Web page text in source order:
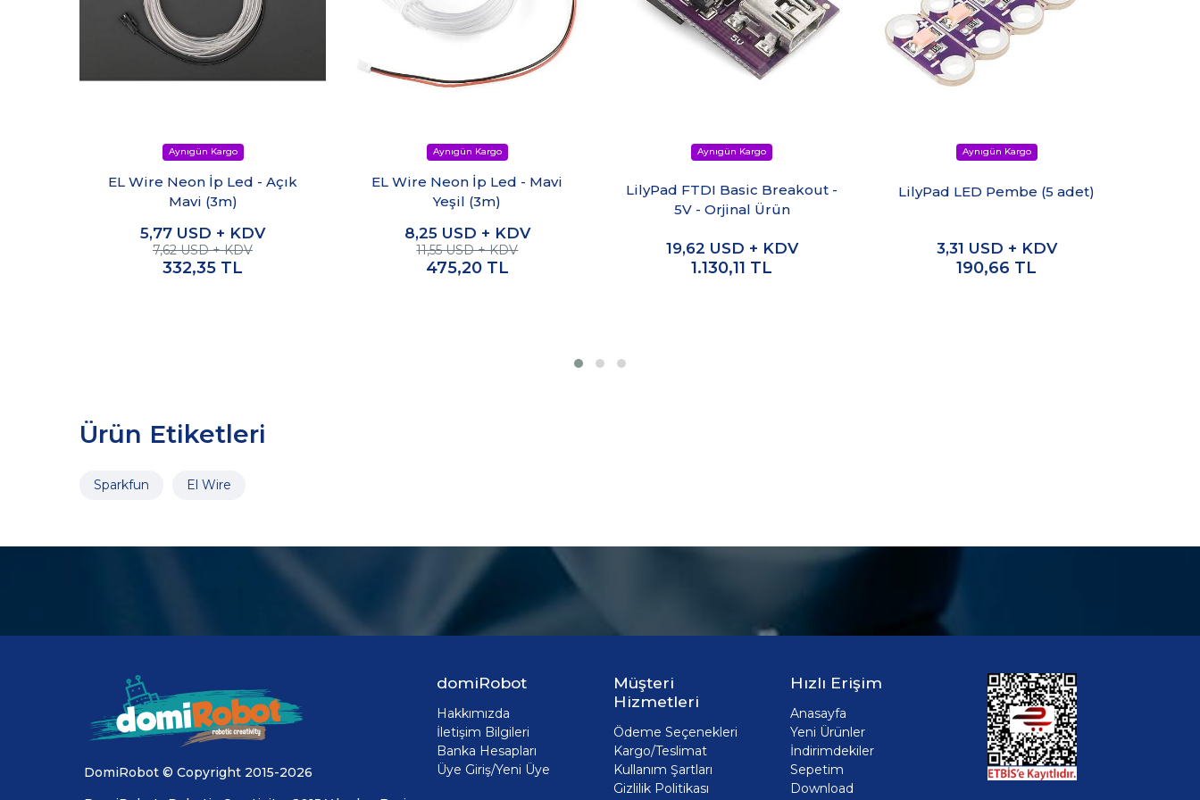
EL Wire Neon İp Led - Açık
Mavi (3m)
5,77 USD + KDV
7,62 USD + KDV
332,35 TL
EL Wire Neon İp Led - Mavi
Yeşil (3m)
8,25 USD + KDV
11,55 USD + KDV
475,20 TL
LilyPad FTDI Basic Breakout -
5V - Orjinal Ürün
19,62 USD + KDV
1.130,11 TL
LilyPad LED Pembe (5 adet)
3,31 USD + KDV
190,66 TL
Ürün Etiketleri
Sparkfun El Wire
DomiRobot © Copyright 2015-2026
domiRobot
Hakkımızda
İletişim Bilgileri
Banka Hesapları
Üye Giriş/Yeni Üye
Müşteri
Hizmetleri
Ödeme Seçenekleri
Kargo/Teslimat
Kullanım Şartları
Gizlilik Politikası
Hızlı Erişim
Anasayfa
Yeni Ürünler
İndirimdekiler
Sepetim
Download